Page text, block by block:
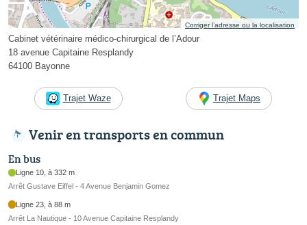
Corriger l’adresse ou la localisation
Cabinet vétérinaire médico-chirurgical de l’Adour
18 avenue Capitaine Resplandy
64100 Bayonne
Trajet Waze Trajet Maps
Venir en transports en commun
En bus
Ligne 10, à 332 m
Arrêt Gustave Eiffel - 4 Avenue Benjamin Gomez
Ligne 23, à 88 m
Arrêt La Nautique - 10 Avenue Capitaine Resplandy